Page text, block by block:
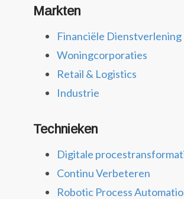
Markten
Financiële Dienstverlening
Woningcorporaties
Retail & Logistics
Industrie
Technieken
Digitale
Continu Verbeteren
Robotic Process